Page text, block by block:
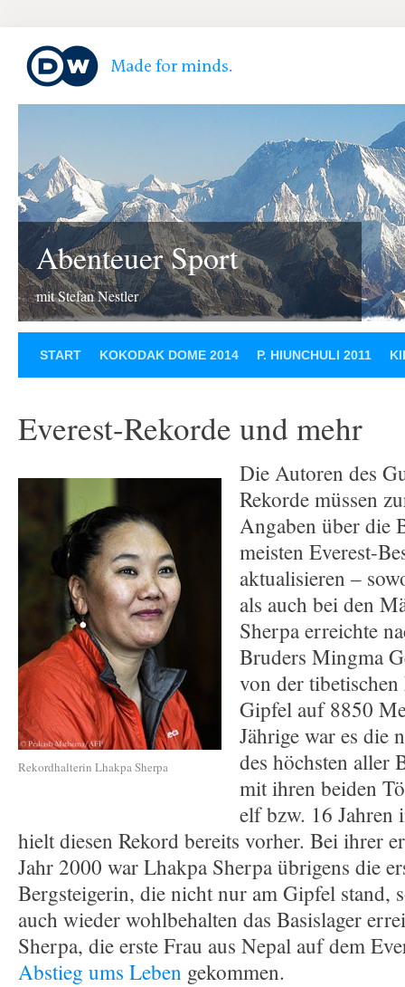
Abenteuer Sport
mit Stefan Nestler
START KOKODAK DOME 2014 P. HIUNCHULI 2011
Everest-Rekorde und mehr
Rekordhalterin Lhakpa Sherpa
Die Autoren des
Rekorde müssen
Angaben über die
meisten Everest-
aktualisieren –
als auch bei den
Sherpa erreichte
Bruders Mingma
von der
Gipfel auf 8850
Jährige war es die
des höchsten aller
mit ihren beiden
elf bzw. 16 Jahren
hielt diesen Rekord bereits vorher. Bei ihrer
Jahr 2000 war Lhakpa Sherpa übrigens die
Bergsteigerin, die nicht nur am Gipfel stand,
auch wieder wohlbehalten das Basislager
Sherpa, die erste Frau aus Nepal auf dem
Abstieg ums Leben gekommen.